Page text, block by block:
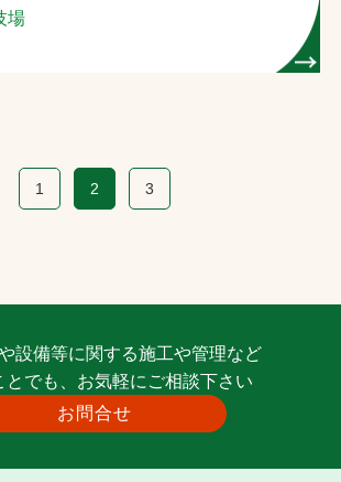
場
1 2 3
設備等に関する施工や管理など
とでも、お気軽にご相談下さい
お問合せ